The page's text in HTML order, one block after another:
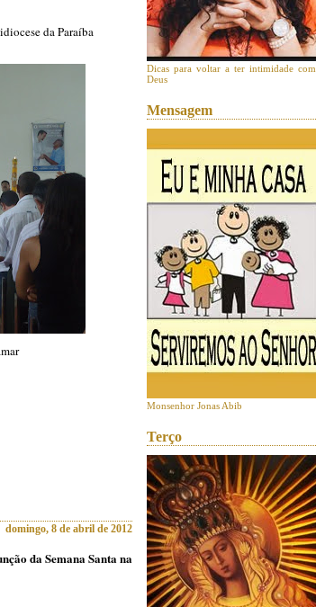
da Paraíba
domingo, 8 de abril de 2012
da Semana Santa na
Dicas para voltar a ter intimidade com
Deus
Mensagem
Monsenhor Jonas Abib
Terço